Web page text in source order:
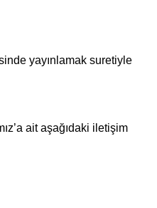
yayınlamak suretiyle
ait aşağıdaki iletişim